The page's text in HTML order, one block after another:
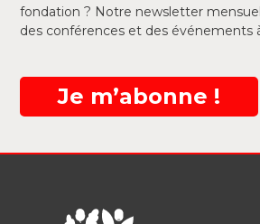
fondation ? Notre newsletter
des conférences et des événements
Je m’abonne !